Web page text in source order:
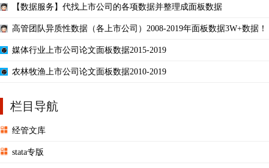
【数据服务】代找上市公司的各项数据并整理成面板数据
高管团队异质性数据（各上市公司）2008-2019年面板数据3W+数据！
媒体行业上市公司论文面板数据2015-2019
农林牧渔上市公司论文面板数据2010-2019
栏目导航
经管文库
stata专版